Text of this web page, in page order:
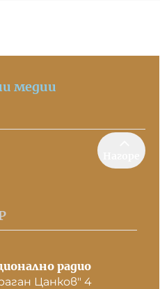
медии
радио
Цанков" 4